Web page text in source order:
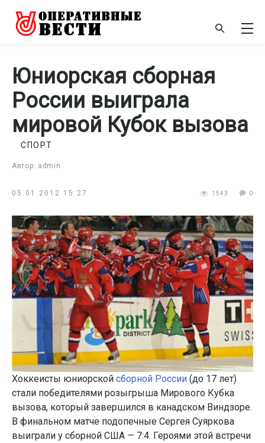
Юниорская сборная
России выиграла
мировой Кубок вызова
Автор: admin
СПОРТ
05.01.2012 15:27 1543 0
Хоккеисты юниорской сборной России (до 17 лет)
стали победителями розыгрыша Мирового Кубка
вызова, который завершился в канадском Виндзоре.
В финальном матче подопечные Сергея Суяркова
выиграли у сборной США — 7:4. Героями этой встречи